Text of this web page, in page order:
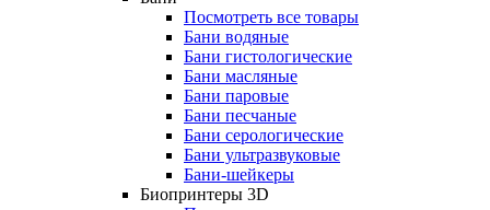
Посмотреть все товары
Бани водяные
Бани гистологические
Бани масляные
Бани паровые
Бани песчаные
Бани серологические
Бани ультразвуковые
Бани-шейкеры
Биопринтеры 3D